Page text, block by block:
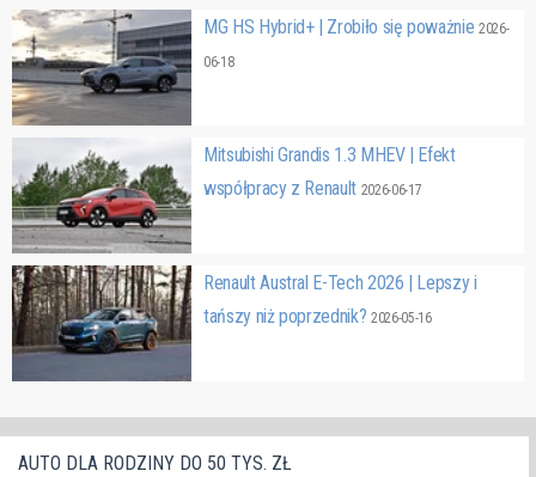
MG HS Hybrid+ | Zrobiło się poważnie2026-
06-18
Mitsubishi Grandis 1.3 MHEV | Efekt
współpracy z Renault 2026-06-17
Renault Austral E-Tech 2026 | Lepszy i
tańszy niż poprzednik? 2026-05-16
AUTO DLA RODZINY DO 50 TYS. ZŁ